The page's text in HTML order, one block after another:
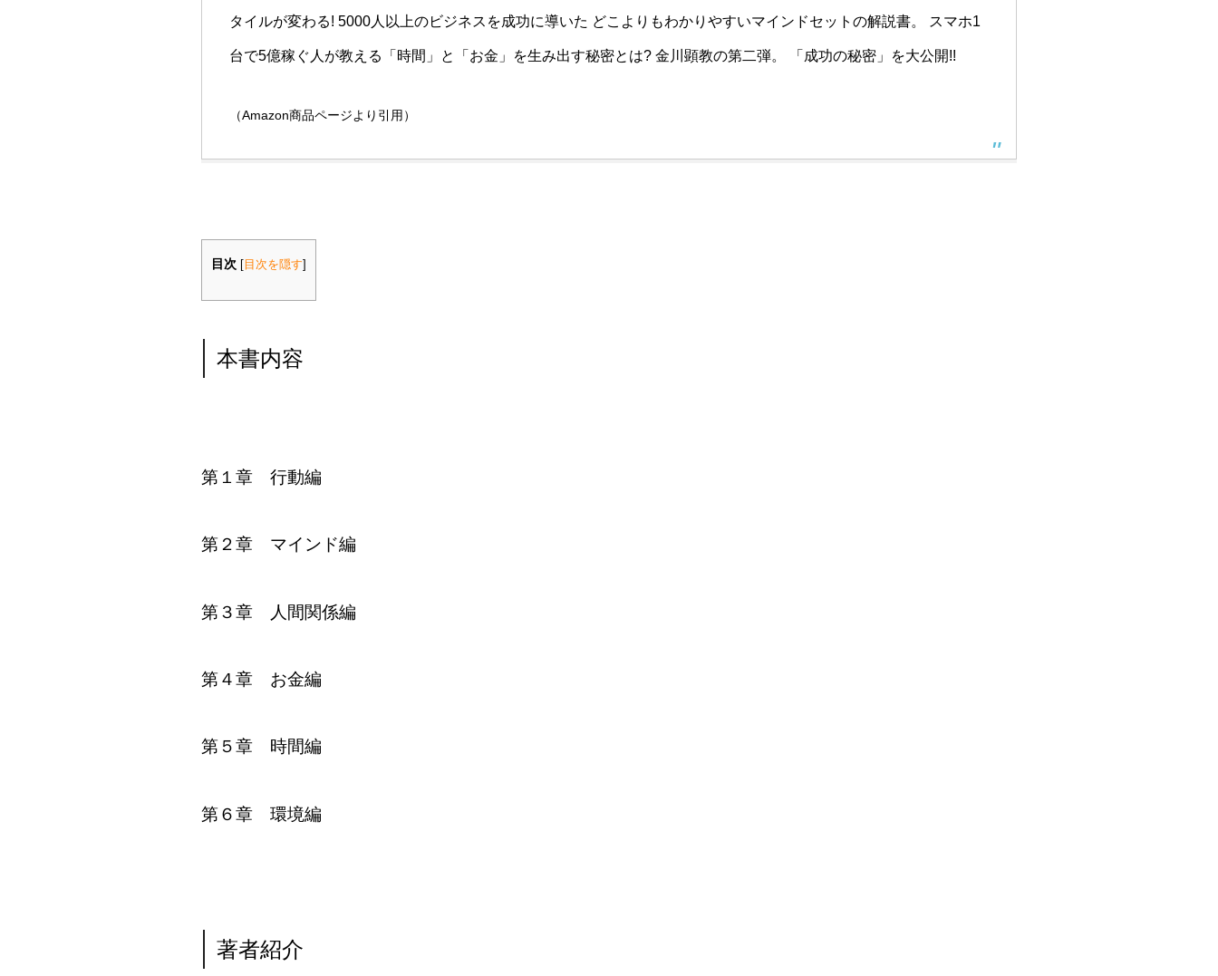
タイルが変わる! 5000人以上のビジネスを成功に導いた どこよりもわかりやすいマインドセットの解説書。 スマホ1
台で5億稼ぐ人が教える「時間」と「お金」を生み出す秘密とは? 金川顕教の第二弾。 「成功の秘密」を大公開!!
（Amazon商品ページより引用）
目次 目次を隠す
本書内容
第１章 行動編
第２章 マインド編
第３章 人間関係編
第４章 お金編
第５章 時間編
第６章 環境編
著者紹介